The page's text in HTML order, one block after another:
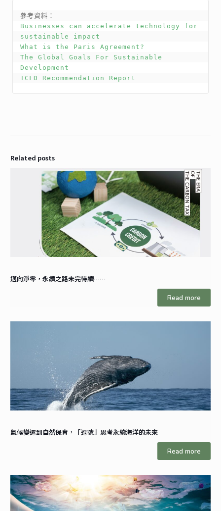
參考資料：
Businesses can accelerate technology for
sustainable impact
What is the Paris Agreement?
The Global Goals For Sustainable
Development
TCFD Recommendation Report
Related posts
邁向淨零，永續之路未完待續……
Read more
氣候變遷到自然保育，「逗號」思考永續海洋的未來
Read more